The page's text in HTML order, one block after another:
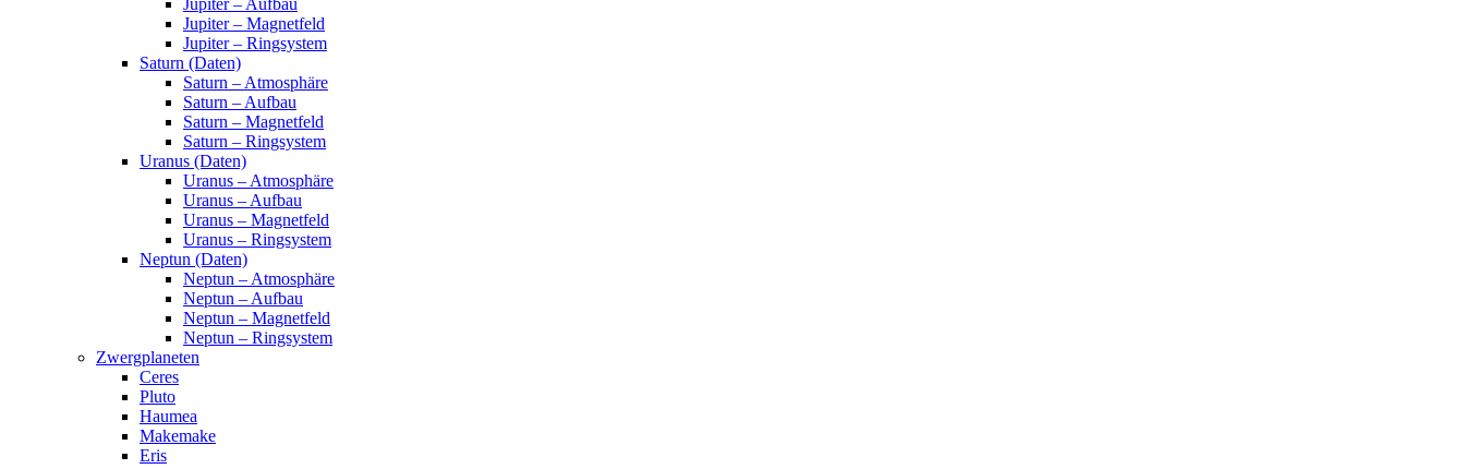
Jupiter – Magnetfeld
Jupiter – Ringsystem
Saturn (Daten)
Saturn – Atmosphäre
Saturn – Aufbau
Saturn – Magnetfeld
Saturn – Ringsystem
Uranus (Daten)
Uranus – Atmosphäre
Uranus – Aufbau
Uranus – Magnetfeld
Uranus – Ringsystem
Neptun (Daten)
Neptun – Atmosphäre
Neptun – Aufbau
Neptun – Magnetfeld
Neptun – Ringsystem
Zwergplaneten
Ceres
Pluto
Haumea
Makemake
Eris